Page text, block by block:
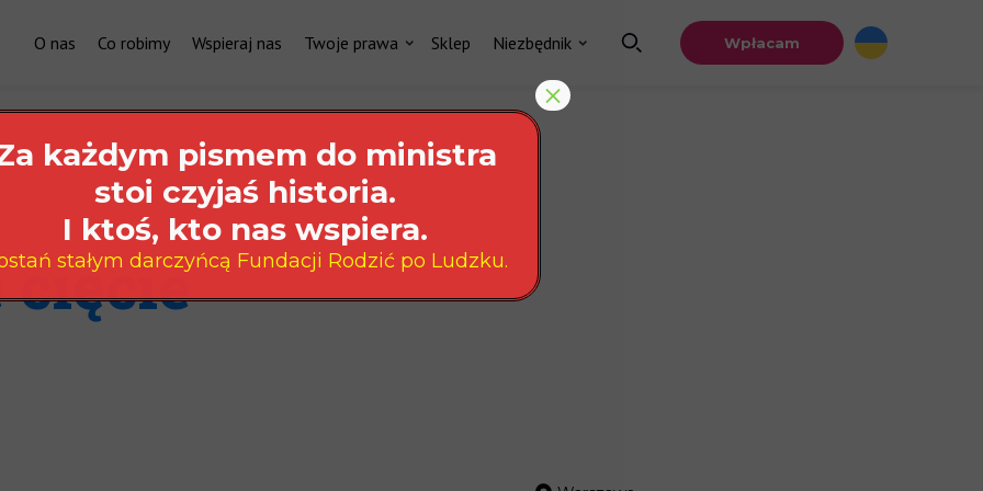
O nas Co robimy Wspieraj nas Twoje prawa Sklep Niezbędnik Wpłacam
cięcie
każdym pismem do ministra
stoi czyjaś historia.
I ktoś, kto nas wspiera.
stałym darczyńcą Fundacji Rodzić po Ludzku.
×